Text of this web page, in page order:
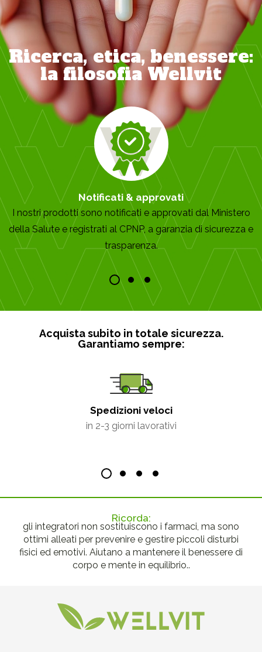
Ricerca, etica, benessere:
la filosofia Wellvit
Notificati & approvati
I nostri prodotti sono notificati e approvati dal Ministero
della Salute e registrati al CPNP, a garanzia di sicurezza e
trasparenza.
Acquista subito in totale sicurezza.
Garantiamo sempre:
Spedizioni veloci
in 2-3 giorni lavorativi
Ricorda:
gli integratori non sostituiscono i farmaci, ma sono
ottimi alleati per prevenire e gestire piccoli disturbi
fisici ed emotivi. Aiutano a mantenere il benessere di
corpo e mente in equilibrio..